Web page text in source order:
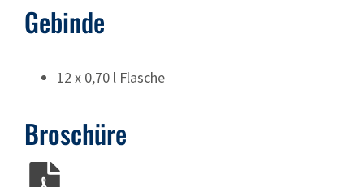
Gebinde
12 x 0,70 l Flasche
Broschüre